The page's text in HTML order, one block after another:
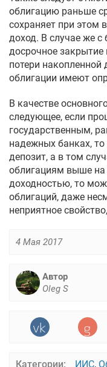
облигацию раньше
сохраняет при этом
доход. В случае же
досрочное
потери
облигации имеют
В качестве
следующее, если
государственным,
надежных банках,
депозит, а в том
облигациям выше на
доходностью, то
облигаций, даже
неприятное
4 Мая 2017
Автор
Oleg S
Категории: ИИС,